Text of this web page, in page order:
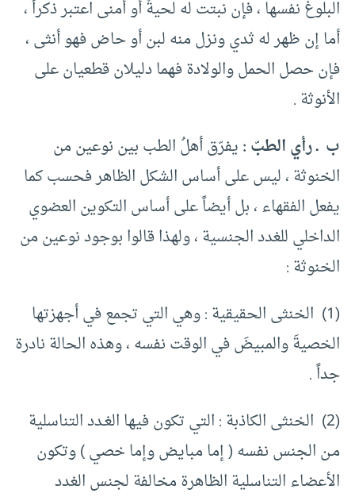
البلوغ نفسها ، فإن نبتت له لحيةٌ أو أمنى اعتبر ذكراً ،
أما إن ظهر له ثدي ونزل منه لبن أو حاض فهو أنثى ،
فإن حصل الحمل والولادة فهما دليلان قطعيان على
الأنوثة .
ب ـ رأي الطبّ :يفرّق أهلُ الطب بين نوعين من
الخنوثة ، ليس على أساس الشكل الظاهر فحسب كما
يفعل الفقهاء ، بل أيضاً على أساس التكوين العضوي
الداخلي للغدد الجنسية ، ولهذا قالوا بوجود نوعين من
الخنوثة :
(1) الخنثى الحقيقية : وهي التي تجمع في أجهزتها
الخصيةَ والمبيضَ في الوقت نفسه ، وهذه الحالة نادرة
جداً .
(2) الخنثى الكاذبة : التي تكون فيها الغـدد التناسلية
مـن الجنس نفسه ( إما مبايض وإما خصي ) وتكون
الأعضاء التناسلية الظاهرة مخالفة لجنس الغدد